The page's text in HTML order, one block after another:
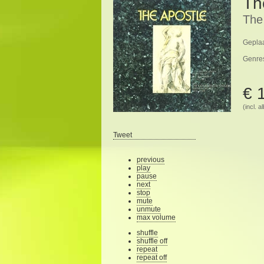
€
(incl.
Tweet
previous
play
pause
next
stop
mute
unmute
max volume
shuffle
shuffle off
repeat
repeat off